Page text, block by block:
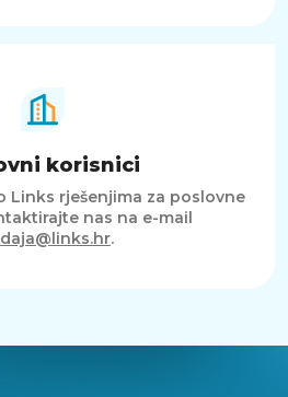
korisnici
Links rješenjima za poslovne
nas na e-mail
.